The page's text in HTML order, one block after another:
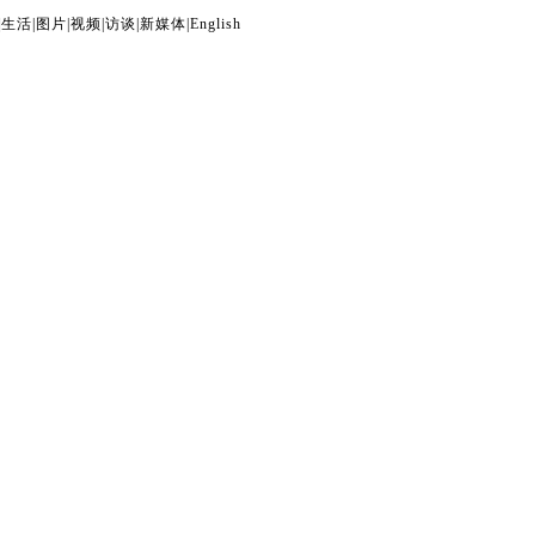
生活 图片 视频 访谈 新媒体 English